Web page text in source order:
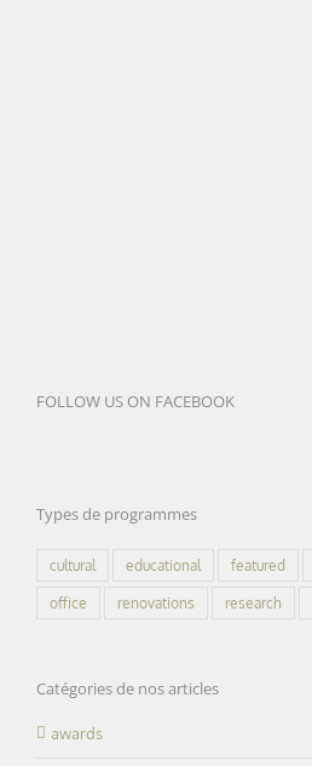
FOLLOW US ON FACEBOOK
Types de programmes
cultural educational featured
office renovations research
Catégories de nos articles
awards